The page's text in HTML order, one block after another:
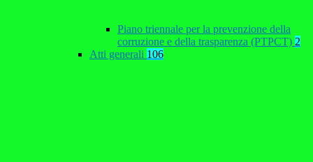
Piano triennale per la prevenzione della
corruzione e della trasparenza (PTPCT) 2
Atti generali 106